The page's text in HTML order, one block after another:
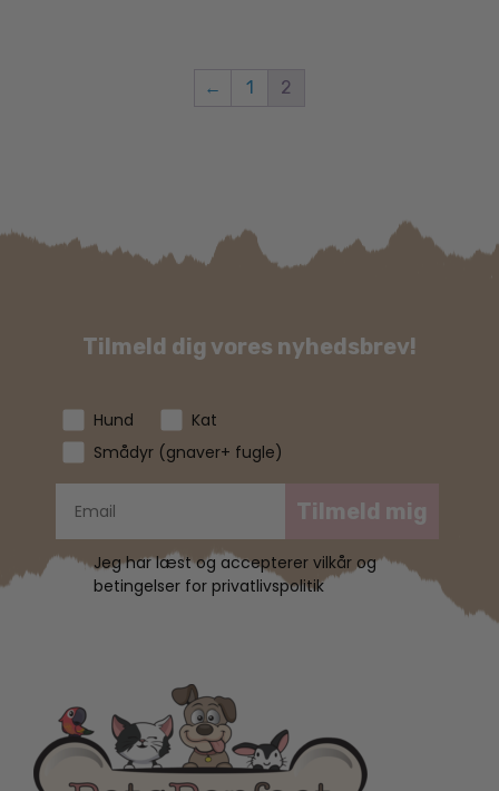
← 1 2
Tilmeld dig vores nyhedsbrev!
Hund
Kat
Smådyr (gnaver+ fugle)
Tilmeld mig
Jeg har læst og accepterer vilkår og
betingelser for privatlivspolitik